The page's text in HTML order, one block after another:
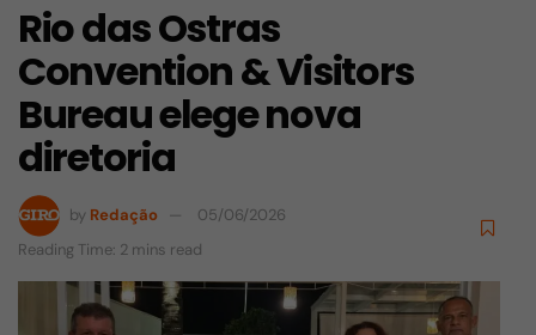
Rio das Ostras
Convention & Visitors
Bureau elege nova
diretoria
by Redação
05/06/2026
Reading Time: 2 mins read